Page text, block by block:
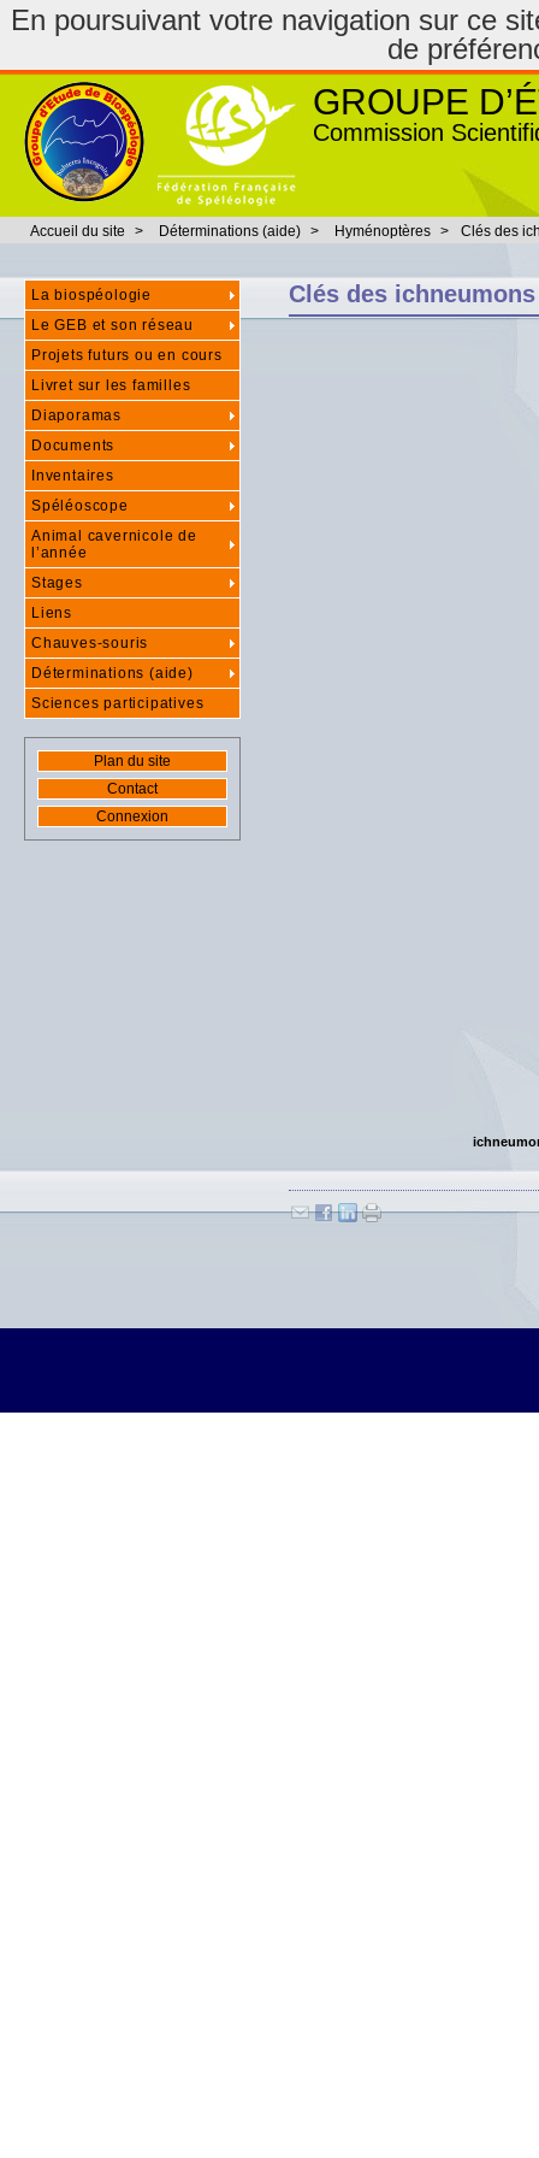
En poursuivant votre navigation sur ce
de
GROUPE
Commission
Accueil du site > Déterminations (aide) > Hyménoptères > Clés des
Clés des
La biospéologie
Le GEB et son réseau
Projets futurs ou en cours
Livret sur les familles
Diaporamas
Documents
Inventaires
Spéléoscope
Animal cavernicole de
l’année
Stages
Liens
Chauves-souris
Déterminations (aide)
Sciences participatives
Plan du site
Contact
Connexion